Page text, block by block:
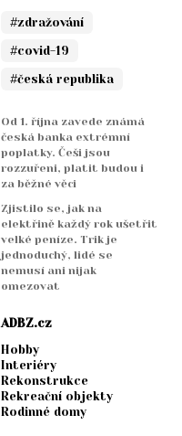
#zdražování
#covid-19
#česká republika
Od 1. října zavede známá
česká banka extrémní
poplatky. Češi jsou
rozzuřeni, platit budou i
za běžné věci
Zjistilo se, jak na
elektřině každý rok ušetřit
velké peníze. Trik je
jednoduchý, lidé se
nemusí ani nijak
omezovat
ADBZ.cz
Hobby
Interiéry
Rekonstrukce
Rekreační objekty
Rodinné domy